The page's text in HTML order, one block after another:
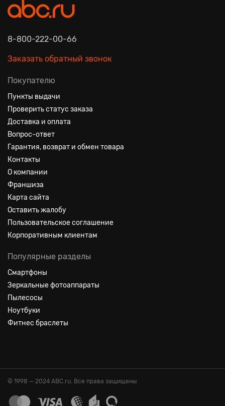
8-800-222-00-66
Заказать обратный звонок
Покупателю
Пункты выдачи
Проверить статус заказа
Доставка и оплата
Вопрос-ответ
Гарантия, возврат и обмен товара
Контакты
О компании
Франшиза
Карта сайта
Оставить жалобу
Пользовательское соглашение
Корпоративным клиентам
Популярные разделы
Смартфоны
Зеркальные фотоаппараты
Пылесосы
Ноутбуки
Фитнес браслеты
© 1998 — 2024 ABC.ru. Все права защищены